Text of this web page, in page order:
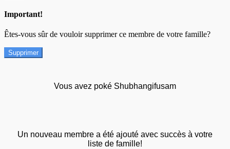
Important!
Êtes-vous sûr de vouloir supprimer ce membre de votre famille?
Supprimer
Vous avez poké Shubhangifusam
Un nouveau membre a été ajouté avec succès à votre
liste de famille!